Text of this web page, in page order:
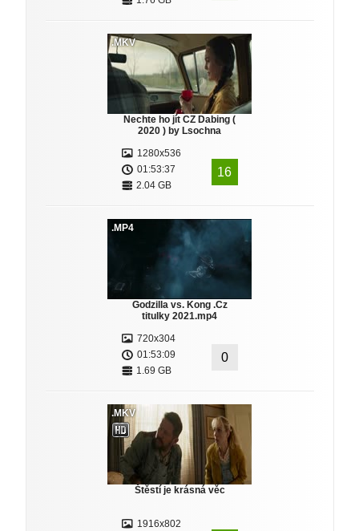
.MKV
Nechte ho jít CZ Dabing (
2020 ) by Lsochna
1280x536
01:53:37
2.04 GB
16
.MP4
Godzilla vs. Kong .Cz
titulky 2021.mp4
720x304
01:53:09
1.69 GB
0
.MKV
Štěstí je krásná věc
1916x802